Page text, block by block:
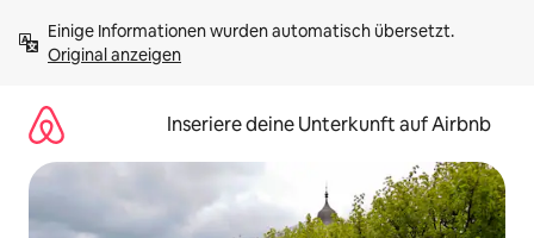
Inhalten
springenOriginal anzeigen
Inseriere deine Unterkunft auf Airbnb